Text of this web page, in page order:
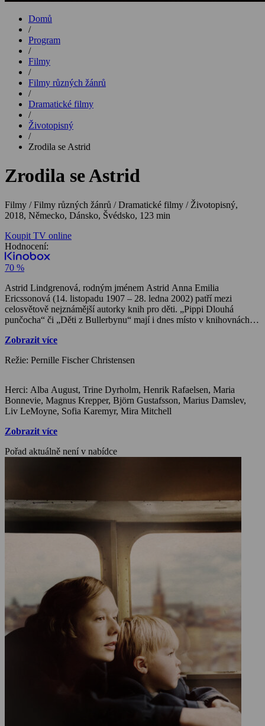
Domů
/
Program
/
Filmy
/
Filmy různých žánrů
/
Dramatické filmy
/
Životopisný
/
Zrodila se Astrid
Zrodila se Astrid
Filmy / Filmy různých žánrů / Dramatické filmy / Životopisný,
2018, Německo, Dánsko, Švédsko, 123 min
Koupit TV online
Hodnocení:
70 %
Astrid Lindgrenová, rodným jménem Astrid Anna Emilia
Ericssonová (14. listopadu 1907 – 28. ledna 2002) patří mezi
celosvětově nejznámější autorky knih pro děti. „Pippi Dlouhá
punčocha“ či „Děti z Bullerbynu“ mají i dnes místo v knihovnách
provokativní životopisný snímek dánské režisérky Pernille Fischer
se na veřejnosti nepříliš známé mládí Astrid Lindgrenové. Jak
osobnost?
Zobrazit více
Režie: Pernille Fischer Christensen
Herci: Alba August, Trine Dyrholm, Henrik Rafaelsen, Maria
Bonnevie, Magnus Krepper, Björn Gustafsson, Marius Damslev,
Liv LeMoyne, Sofia Karemyr, Mira Mitchell
Zobrazit více
Pořad aktuálně není v nabídce